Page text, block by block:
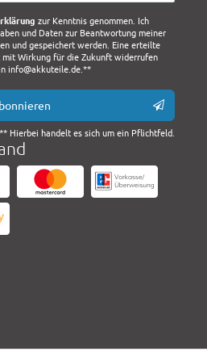
zur Kenntnis genommen. Ich
und Daten zur Beantwortung meiner
und gespeichert werden. Eine erteilte
Wirkung für die Zukunft widerrufen
info@akkuteile.de.**
** Hierbei handelt es sich um ein Pflichtfeld.